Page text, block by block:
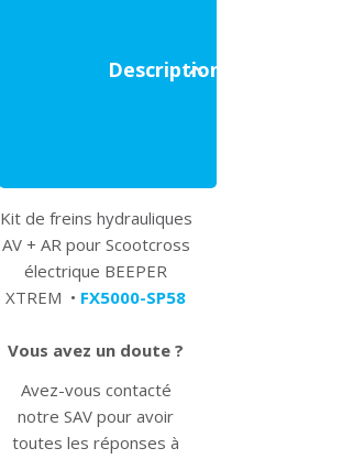
Description
Kit de freins hydrauliques
AV + AR pour Scootcross
électrique BEEPER
XTREM • FX5000-SP58
Vous avez un doute ?
Avez-vous contacté
notre SAV pour avoir
toutes les réponses à